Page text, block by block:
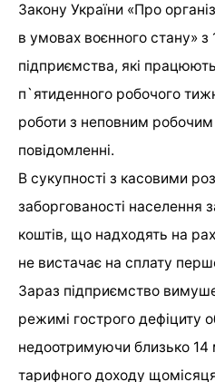
Закону України «Про
в умовах воєнного стану»
підприємства, які
п`ятиденного робочого
роботи з неповним
повідомленні.
В сукупності з касовими
заборгованості населення
коштів, що надходять на
не вистачає на сплату
Зараз підприємство
режимі гострого дефіциту
недоотримуючи близько
тарифного доходу